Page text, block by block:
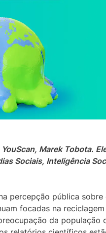
assistente de escuta de mídia
em IA.
Saiba mais
Descoberta de
Descubra vozes influentes
para se conectar melhor
Saiba mais
Marek Tobota.
Sociais, Inteligência
percepção pública sobre
focadas na
da população